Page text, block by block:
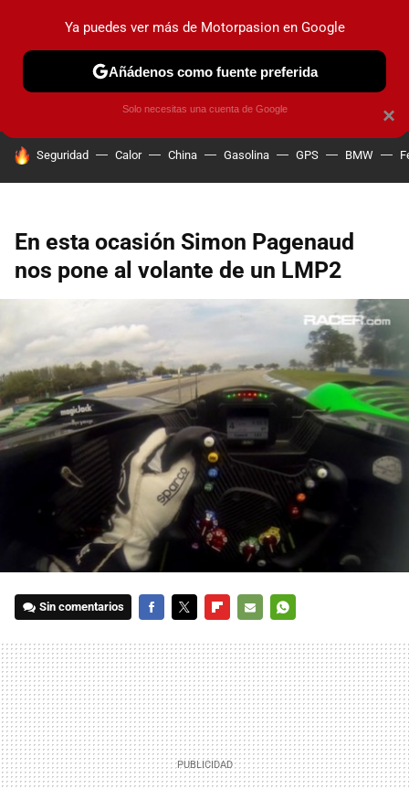
PRUEBAS COCHES ELÉCTRICOS OBSERVATORIO
HOY SE HABLA DE
Seguridad Calor China Gasolina GPS BMW
En esta ocasión Simon Pagenaud
nos pone al volante de un LMP2
Sin comentarios
MAIL
×
Ya puedes ver más de Motorpasion en Google
Añádenos como fuente preferida
Solo necesitas una cuenta de Google